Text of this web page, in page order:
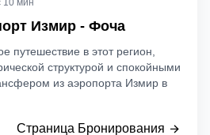
10 мин
Измир - Фоча
путешествие в этот регион,
структурой и спокойными
из аэропорта Измир в
Страница Бронирования